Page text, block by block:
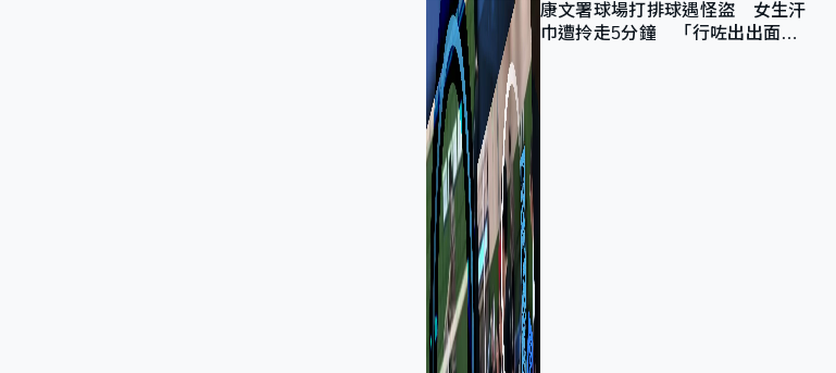
康文署球場打排球遇怪盜 女生汗
巾遭拎走5分鐘 「行咗出出面唔